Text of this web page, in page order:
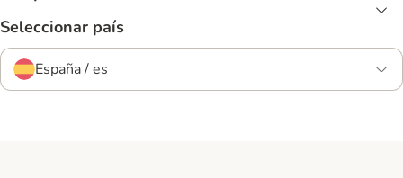
Seleccionar país
España / es